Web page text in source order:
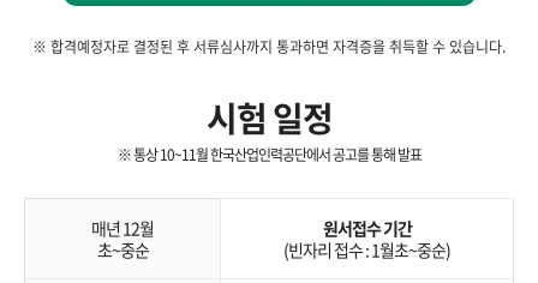
※ 합격예정자로 결정된 후 서류심사까지 통과하면 자격증을 취득할 수 있습니다.
시험 일정
※ 통상 10~11월 한국산업인력공단에서 공고를 통해 발표
매년 12월
초~중순
원서접수 기간
(빈자리 접수 : 1월초~중순)